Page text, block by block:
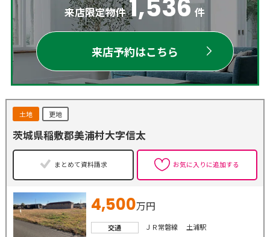
来店限定物件 1,536 件
来店予約はこちら
土地 更地
茨城県稲敷郡美浦村大字信太
まとめて資料請求 お気に入りに追加する
4,500万円
交通
ＪＲ常磐線 土浦駅